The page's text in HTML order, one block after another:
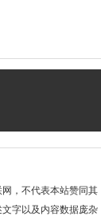
，不代表本站赞同其
字以及内容数据庞杂